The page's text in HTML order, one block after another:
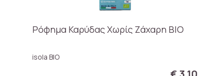
Ρόφημα Καρύδας Χωρίς Ζάχαρη ΒΙΟ
isola BIO